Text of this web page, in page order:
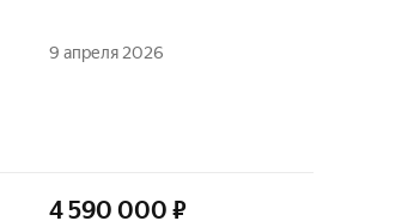
9 апреля 2026
4 590 000 ₽